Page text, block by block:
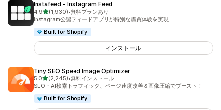
Instafeed ‑ Instagram Feed
4.95つ星中
(1,930)
合計レビュー数：1930件
•無料プランあり
Instagram公認フィードアプリが特別な購買体験を実現
Built for Shopify
インストール
Tiny SEO Speed Image Optimizer
5.05つ星中
(2,245)
合計レビュー数：2245件
•無料インストール
SEO・AI検索トラフィック、ページ速度改善＆画像圧縮でブースト！
Built for Shopify